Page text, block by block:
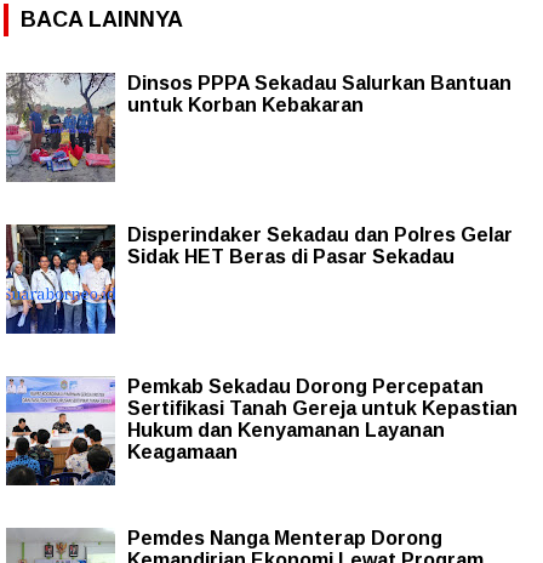
BACA LAINNYA
Dinsos PPPA Sekadau Salurkan Bantuan
untuk Korban Kebakaran
Disperindaker Sekadau dan Polres Gelar
Sidak HET Beras di Pasar Sekadau
Pemkab Sekadau Dorong Percepatan
Sertifikasi Tanah Gereja untuk Kepastian
Hukum dan Kenyamanan Layanan
Keagamaan
Pemdes Nanga Menterap Dorong